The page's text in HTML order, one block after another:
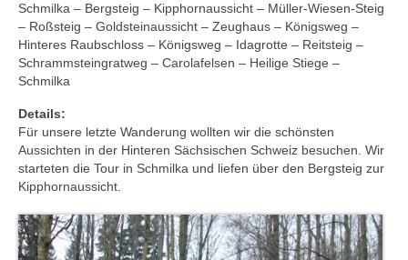
Schmilka – Bergsteig – Kipphornaussicht – Müller-Wiesen-Steig
– Roßsteig – Goldsteinaussicht – Zeughaus – Königsweg –
Hinteres Raubschloss – Königsweg – Idagrotte – Reitsteig –
Schrammsteingratweg – Carolafelsen – Heilige Stiege –
Schmilka
Details:
Für unsere letzte Wanderung wollten wir die schönsten
Aussichten in der Hinteren Sächsischen Schweiz besuchen. Wir
starteten die Tour in Schmilka und liefen über den Bergsteig zur
Kipphornaussicht.